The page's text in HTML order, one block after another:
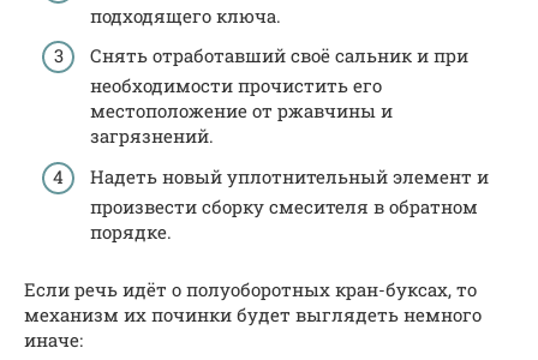
подходящего ключа.
Снять отработавший своё сальник и при
необходимости прочистить его
местоположение от ржавчины и
загрязнений.
Надеть новый уплотнительный элемент и
произвести сборку смесителя в обратном
порядке.
Если речь идёт о полуоборотных кран-буксах, то
механизм их починки будет выглядеть немного
иначе: